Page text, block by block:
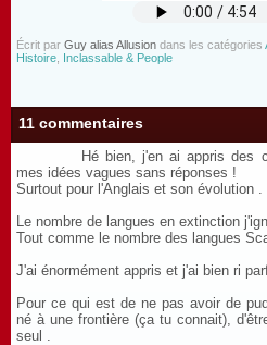
Écrit par Guy alias Allusion dans les catégories
Histoire Inclassable & People
11 commentaires
Hé bien, j'en ai appris des
mes idées vagues sans réponses !
Surtout pour l'Anglais et son évolution .
Le nombre de langues en extinction
Tout comme le nombre des langues
J'ai énormément appris et j'ai bien ri
Pour ce qui est de ne pas avoir de
né à une frontière (ça tu connait),
seul .